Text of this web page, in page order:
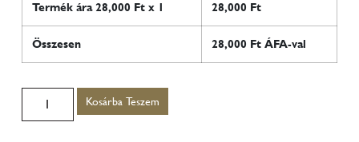
Termék ára28,000 Ft x 1 28,000 Ft
Összesen 28,000 Ft ÁFA-val
Kosárba Teszem